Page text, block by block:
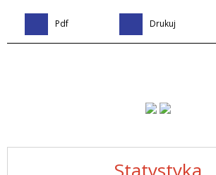
Statystyka
Pdf Drukuj